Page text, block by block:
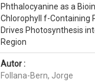
Phthalocyanine as a
Chlorophyll f-Containing
Drives Photosynthesis
Region
Autor :
Follana-Bern, Jorge